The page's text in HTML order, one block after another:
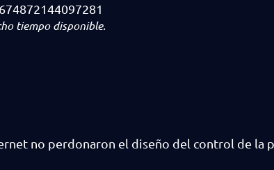
tiempo disponible.
no perdonaron el diseño del control de la